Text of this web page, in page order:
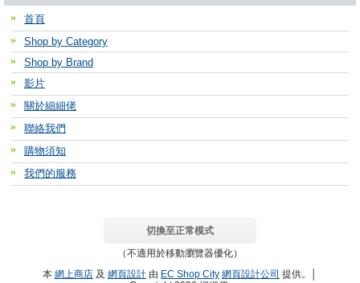
首頁
Shop by Category
Shop by Brand
影片
關於細細佬
聯絡我們
購物須知
我們的服務
切換至正常模式
（不適用於移動瀏覽器優化）
本 網上商店 及 網頁設計 由 EC Shop City 網頁設計公司 提供。│